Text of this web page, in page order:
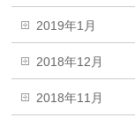
2019年1月
2018年12月
2018年11月